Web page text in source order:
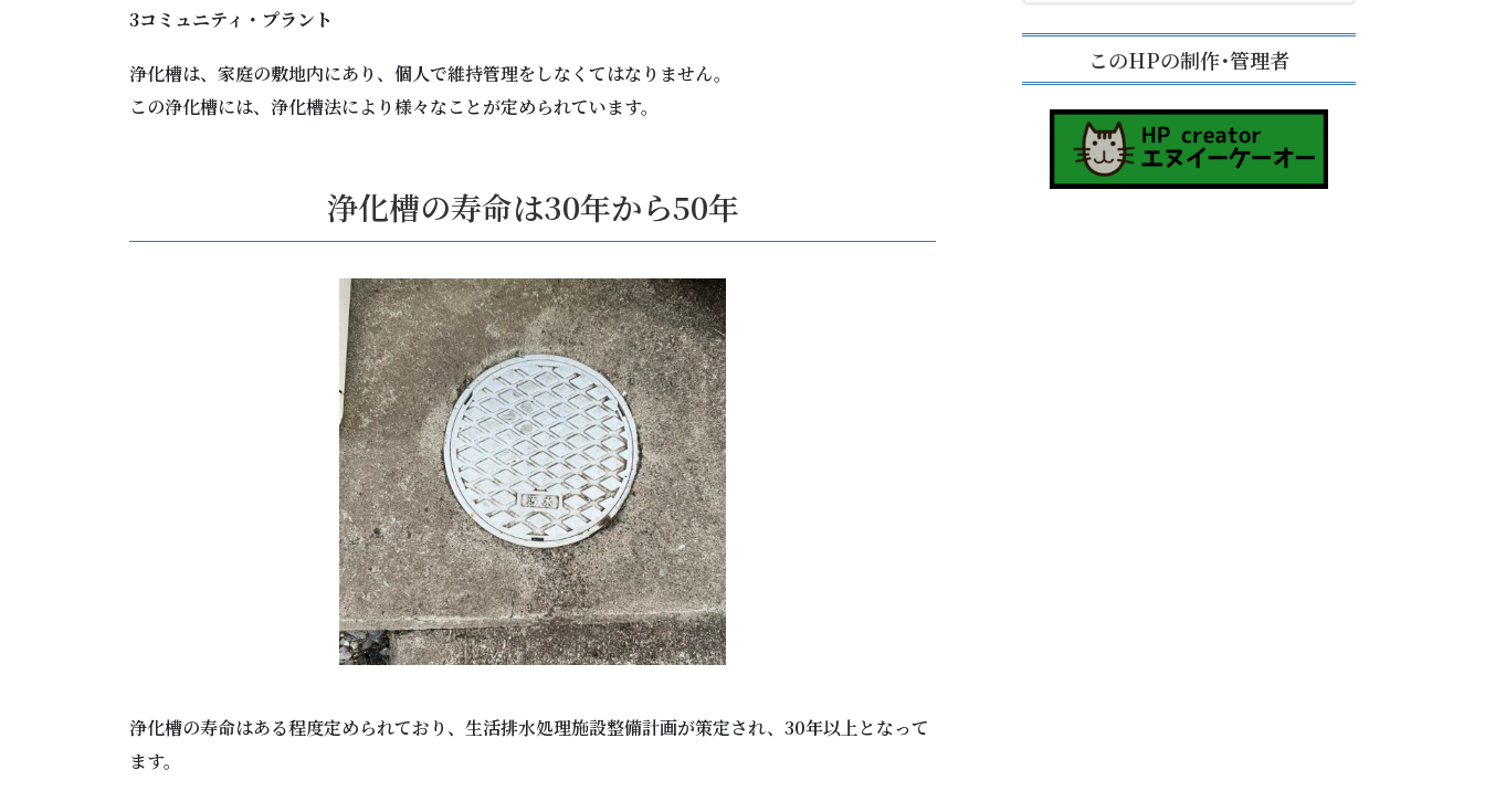
3コミュニティ・プラント
浄化槽は、家庭の敷地内にあり、個人で維持管理をしなくてはなりません。
この浄化槽には、浄化槽法により様々なことが定められています。
浄化槽の寿命は30年から50年
浄化槽の寿命はある程度定められており、生活排水処理施設整備計画が策定され、30年以上となって
ます。
このHPの制作･管理者